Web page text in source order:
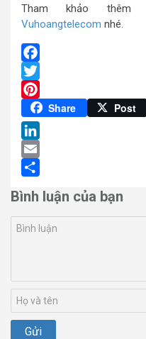
Tham khảo
Vuhoangtelecom nhé.
Facebook
Twitter
Pinterest
Share Post
LinkedIn
Email
Bình luận của bạn